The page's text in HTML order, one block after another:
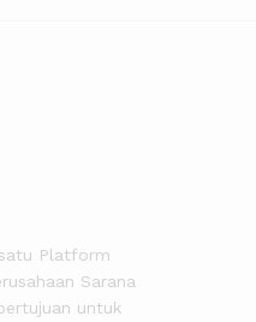
Platform
Sarana
untuk